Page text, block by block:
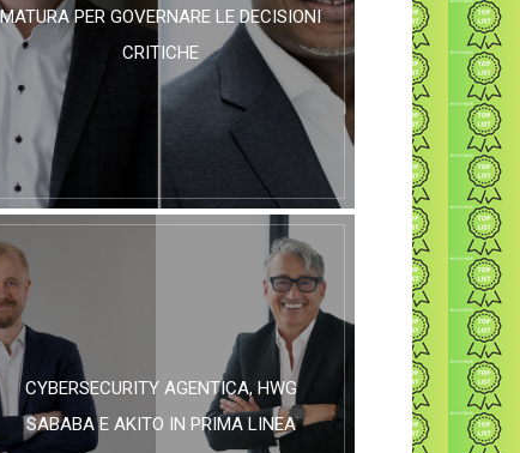
MATURA PER GOVERNARE LE DECISIONI
CRITICHE
CYBERSECURITY AGENTICA, HWG
SABABA E AKITO IN PRIMA LINEA